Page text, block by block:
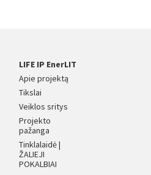
LIFE IP EnerLIT
Apie projektą
Tikslai
Veiklos sritys
Projekto
pažanga
Tinklalaidė |
ŽALIEJI
POKALBIAI